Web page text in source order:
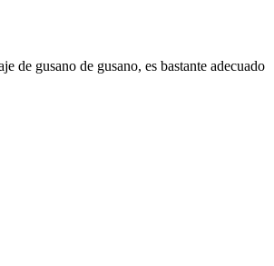
de gusano de gusano, es bastante adecuado